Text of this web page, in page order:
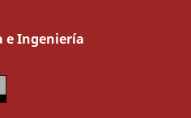
e Ingeniería